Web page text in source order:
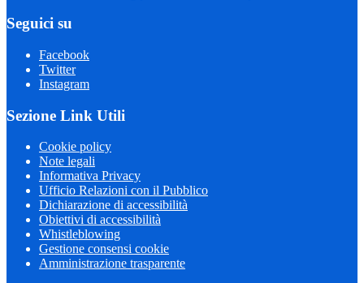
Seguici su
Facebook
Twitter
Instagram
Sezione Link Utili
Cookie policy
Note legali
Informativa Privacy
Ufficio Relazioni con il Pubblico
Dichiarazione di accessibilità
Obiettivi di accessibilità
Whistleblowing
Gestione consensi cookie
Amministrazione trasparente